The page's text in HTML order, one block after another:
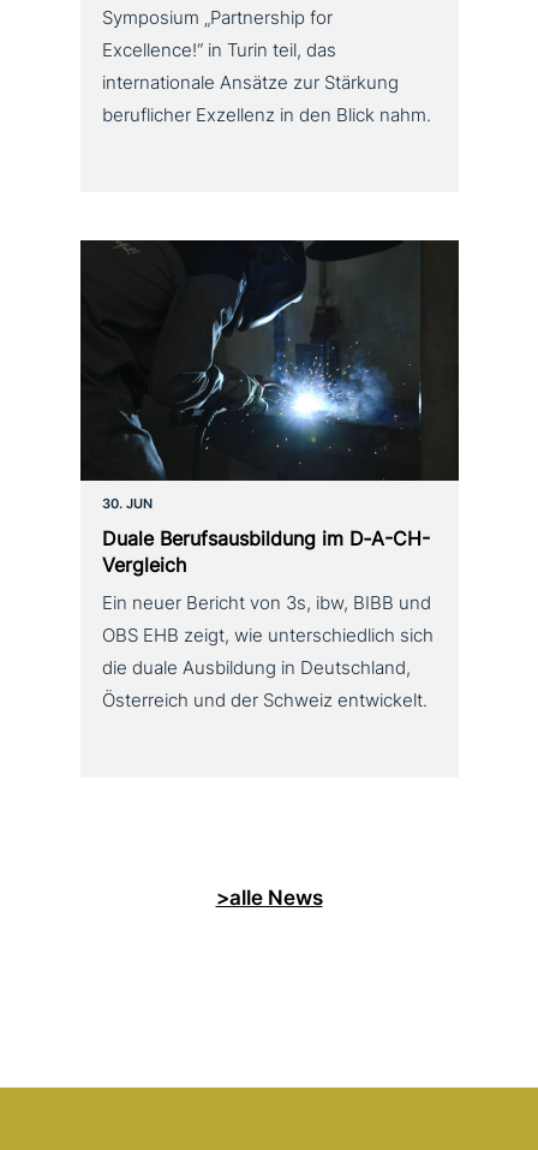
Symposium „Partnership for
Excellence!“ in Turin teil, das
internationale Ansätze zur Stärkung
beruflicher Exzellenz in den Blick nahm.
30. JUN
Duale Berufsausbildung im D‑A-CH-
Vergleich
Ein neuer Bericht von 3s, ibw, BIBB und
OBS EHB zeigt, wie unterschiedlich sich
die duale Ausbildung in Deutschland,
Österreich und der Schweiz entwickelt.
>alle News